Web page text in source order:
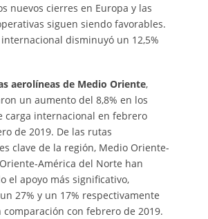
nuevos cierres en Europa y las
siguen siendo favorables.
disminuyó un 12,5%
aerolíneas de Medio Oriente,
un aumento del 8,8% en los
carga internacional en febrero
de 2019. De las rutas
clave de la región, Medio Oriente-
América del Norte han
el apoyo más significativo,
27% y un 17% respectivamente
con febrero de 2019.